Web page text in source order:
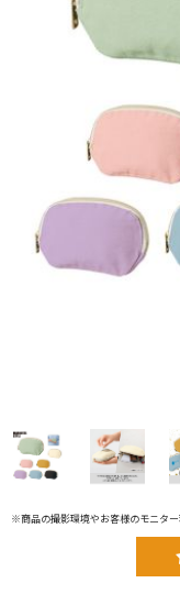
※商品の撮影環境やお客様のモニター